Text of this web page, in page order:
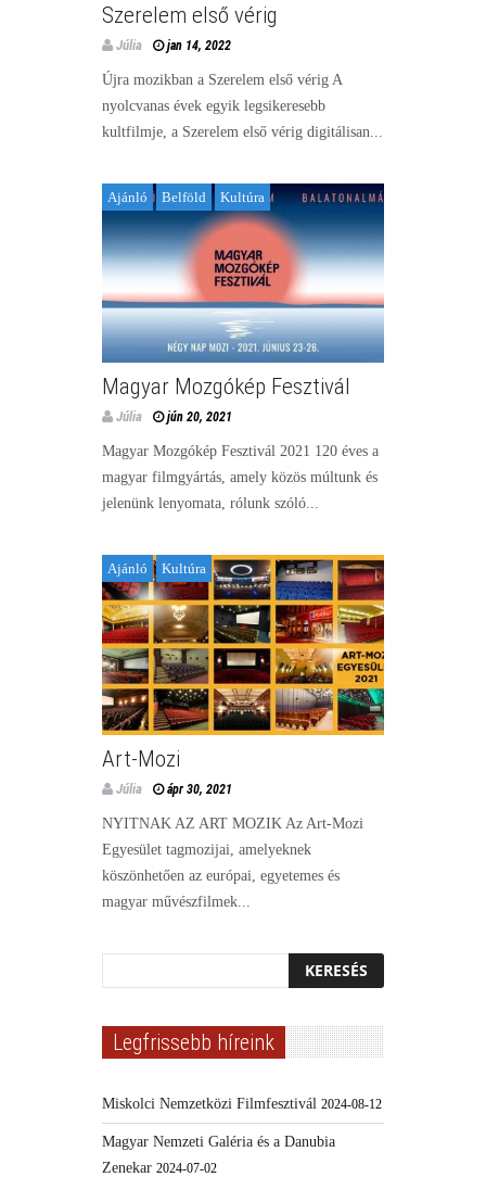
Szerelem első vérig
Júlia jan 14, 2022
Újra mozikban a Szerelem első vérig A
nyolcvanas évek egyik legsikeresebb
kultfilmje, a Szerelem első vérig digitálisan...
Ajánló Belföld Kultúra
Magyar Mozgókép Fesztivál
Júlia jún 20, 2021
Magyar Mozgókép Fesztivál 2021 120 éves a
magyar filmgyártás, amely közös múltunk és
jelenünk lenyomata, rólunk szóló...
Ajánló Kultúra
Art-Mozi
Júlia ápr 30, 2021
NYITNAK AZ ART MOZIK Az Art-Mozi
Egyesület tagmozijai, amelyeknek
köszönhetően az európai, egyetemes és
magyar művészfilmek...
Legfrissebb híreink
Miskolci Nemzetközi Filmfesztivál 2024-08-12
Magyar Nemzeti Galéria és a Danubia
Zenekar 2024-07-02